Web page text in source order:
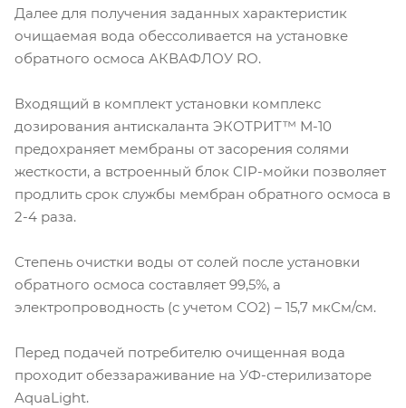
Далее для получения заданных характеристик
очищаемая вода обессоливается на установке
обратного осмоса АКВАФЛОУ RO.
Входящий в комплект установки комплекс
дозирования антискаланта ЭКОТРИТ™ М-10
предохраняет мембраны от засорения солями
жесткости, а встроенный блок CIP-мойки позволяет
продлить срок службы мембран обратного осмоса в
2-4 раза.
Степень очистки воды от солей после установки
обратного осмоса составляет 99,5%, а
электропроводность (с учетом СО2) – 15,7 мкСм/см.
Перед подачей потребителю очищенная вода
проходит обеззараживание на УФ-стерилизаторе
AquaLight.